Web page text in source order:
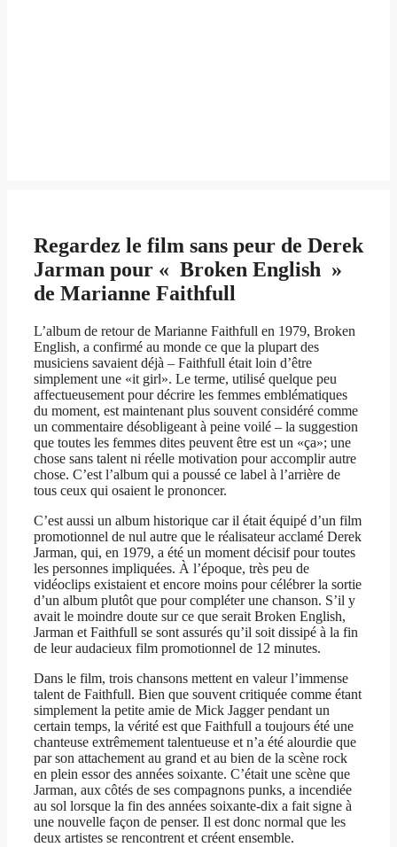
Regardez le film sans peur de Derek
Jarman pour « Broken English »
de Marianne Faithfull
L’album de retour de Marianne Faithfull en 1979, Broken
English, a confirmé au monde ce que la plupart des
musiciens savaient déjà – Faithfull était loin d’être
simplement une «it girl». Le terme, utilisé quelque peu
affectueusement pour décrire les femmes emblématiques
du moment, est maintenant plus souvent considéré comme
un commentaire désobligeant à peine voilé – la suggestion
que toutes les femmes dites peuvent être est un «ça»; une
chose sans talent ni réelle motivation pour accomplir autre
chose. C’est l’album qui a poussé ce label à l’arrière de
tous ceux qui osaient le prononcer.
C’est aussi un album historique car il était équipé d’un film
promotionnel de nul autre que le réalisateur acclamé Derek
Jarman, qui, en 1979, a été un moment décisif pour toutes
les personnes impliquées. À l’époque, très peu de
vidéoclips existaient et encore moins pour célébrer la sortie
d’un album plutôt que pour compléter une chanson. S’il y
avait le moindre doute sur ce que serait Broken English,
Jarman et Faithfull se sont assurés qu’il soit dissipé à la fin
de leur audacieux film promotionnel de 12 minutes.
Dans le film, trois chansons mettent en valeur l’immense
talent de Faithfull. Bien que souvent critiquée comme étant
simplement la petite amie de Mick Jagger pendant un
certain temps, la vérité est que Faithfull a toujours été une
chanteuse extrêmement talentueuse et n’a été alourdie que
par son attachement au grand et au bien de la scène rock
en plein essor des années soixante. C’était une scène que
Jarman, aux côtés de ses compagnons punks, a incendiée
au sol lorsque la fin des années soixante-dix a fait signe à
une nouvelle façon de penser. Il est donc normal que les
deux artistes se rencontrent et créent ensemble.